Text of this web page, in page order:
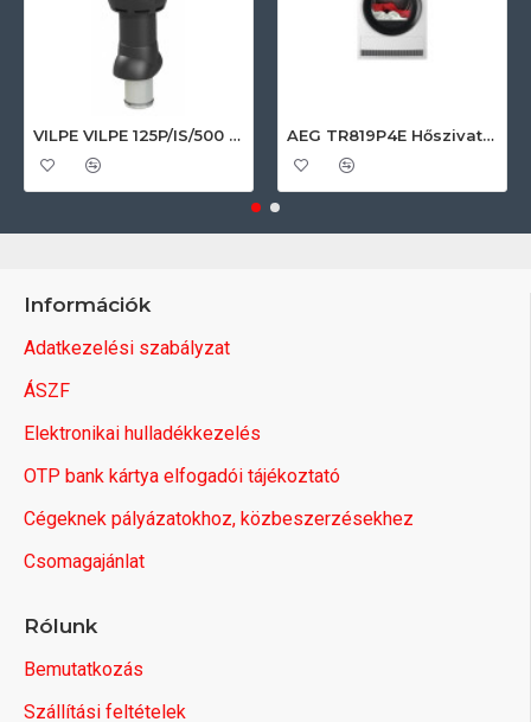
VILPE VILPE 125P/IS/500 FLOW tetőszellőző, fekete Szellőztető ventilátor tartozékok AEG TR819P4E Hőszivattyús szárítógép
Információk
Adatkezelési szabályzat
ÁSZF
Elektronikai hulladékkezelés
OTP bank kártya elfogadói tájékoztató
Cégeknek pályázatokhoz, közbeszerzésekhez
Csomagajánlat
Rólunk
Bemutatkozás
Szállítási feltételek